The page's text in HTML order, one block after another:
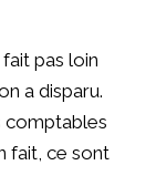
pas loin
a disparu.
comptables
fait, ce sont